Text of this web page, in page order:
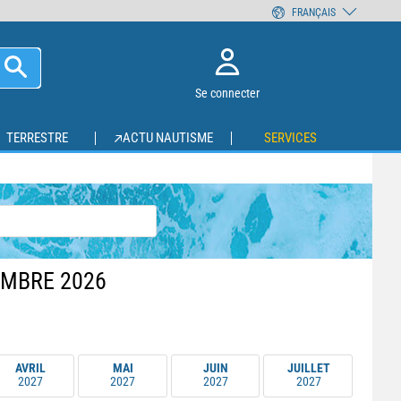
Se connecter
TERRESTRE ACTU NAUTISME SERVICES
2026
AVRIL
2027
MAI
2027
JUIN
2027
JUILLET
2027
FRANÇAIS